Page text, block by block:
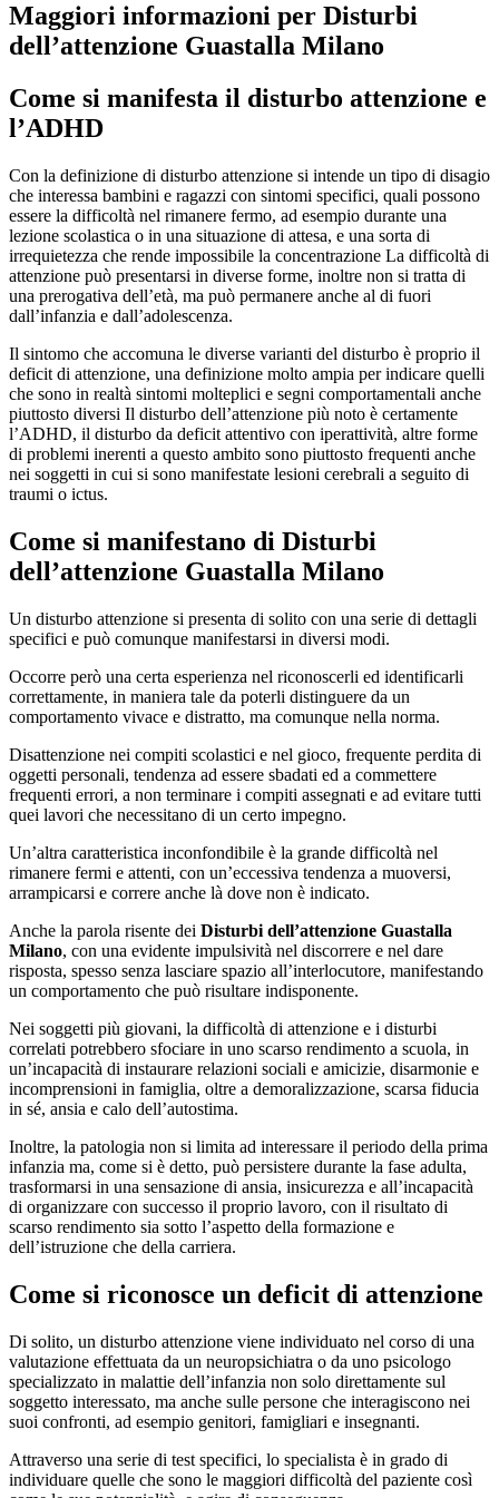
Maggiori informazioni per Disturbi
dell’attenzione Guastalla Milano
Come si manifesta il disturbo attenzione e
l’ADHD
Con la definizione di disturbo attenzione si intende un tipo di disagio
che interessa bambini e ragazzi con sintomi specifici, quali possono
essere la difficoltà nel rimanere fermo, ad esempio durante una
lezione scolastica o in una situazione di attesa, e una sorta di
irrequietezza che rende impossibile la concentrazione La difficoltà di
attenzione può presentarsi in diverse forme, inoltre non si tratta di
una prerogativa dell’età, ma può permanere anche al di fuori
dall’infanzia e dall’adolescenza.
Il sintomo che accomuna le diverse varianti del disturbo è proprio il
deficit di attenzione, una definizione molto ampia per indicare quelli
che sono in realtà sintomi molteplici e segni comportamentali anche
piuttosto diversi Il disturbo dell’attenzione più noto è certamente
l’ADHD, il disturbo da deficit attentivo con iperattività, altre forme
di problemi inerenti a questo ambito sono piuttosto frequenti anche
nei soggetti in cui si sono manifestate lesioni cerebrali a seguito di
traumi o ictus.
Come si manifestano di Disturbi
dell’attenzione Guastalla Milano
Un disturbo attenzione si presenta di solito con una serie di dettagli
specifici e può comunque manifestarsi in diversi modi.
Occorre però una certa esperienza nel riconoscerli ed identificarli
correttamente, in maniera tale da poterli distinguere da un
comportamento vivace e distratto, ma comunque nella norma.
Disattenzione nei compiti scolastici e nel gioco, frequente perdita di
oggetti personali, tendenza ad essere sbadati ed a commettere
frequenti errori, a non terminare i compiti assegnati e ad evitare tutti
quei lavori che necessitano di un certo impegno.
Un’altra caratteristica inconfondibile è la grande difficoltà nel
rimanere fermi e attenti, con un’eccessiva tendenza a muoversi,
arrampicarsi e correre anche là dove non è indicato.
Anche la parola risente dei Disturbi dell’attenzione Guastalla
Milano, con una evidente impulsività nel discorrere e nel dare
risposta, spesso senza lasciare spazio all’interlocutore, manifestando
un comportamento che può risultare indisponente.
Nei soggetti più giovani, la difficoltà di attenzione e i disturbi
correlati potrebbero sfociare in uno scarso rendimento a scuola, in
un’incapacità di instaurare relazioni sociali e amicizie, disarmonie e
incomprensioni in famiglia, oltre a demoralizzazione, scarsa fiducia
in sé, ansia e calo dell’autostima.
Inoltre, la patologia non si limita ad interessare il periodo della prima
infanzia ma, come si è detto, può persistere durante la fase adulta,
trasformarsi in una sensazione di ansia, insicurezza e all’incapacità
di organizzare con successo il proprio lavoro, con il risultato di
scarso rendimento sia sotto l’aspetto della formazione e
dell’istruzione che della carriera.
Come si riconosce un deficit di attenzione
Di solito, un disturbo attenzione viene individuato nel corso di una
valutazione effettuata da un neuropsichiatra o da uno psicologo
specializzato in malattie dell’infanzia non solo direttamente sul
soggetto interessato, ma anche sulle persone che interagiscono nei
suoi confronti, ad esempio genitori, famigliari e insegnanti.
Attraverso una serie di test specifici, lo specialista è in grado di
individuare quelle che sono le maggiori difficoltà del paziente così